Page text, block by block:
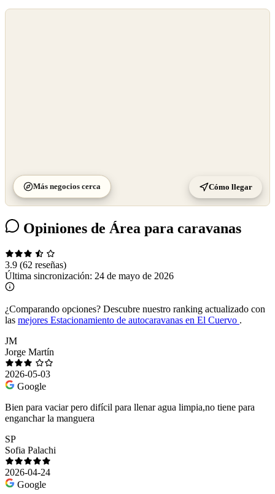
Más negocios cerca Cómo llegar
Opiniones de Área para caravanas
3.9 (62 reseñas)
Última sincronización: 24 de mayo de 2026
¿Comparando opciones? Descubre nuestro ranking actualizado con
las mejores Estacionamiento de autocaravanas en El Cuervo .
JM
Jorge Martín
2026-05-03
Google
Bien para vaciar pero difícil para llenar agua limpia,no tiene para
enganchar la manguera
SP
Sofia Palachi
2026-04-24
Google